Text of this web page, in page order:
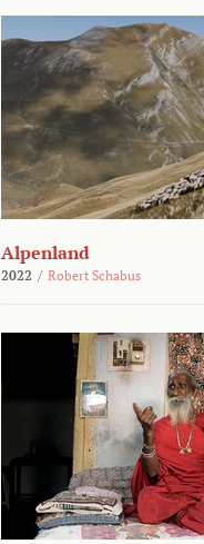
Alpenland
2022 / Robert Schabus